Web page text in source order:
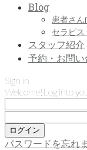
Blog
患者さん
セラピ
スタッフ紹介
予約・お問
Sign in
Welcome! Log into
パスワードを忘れ